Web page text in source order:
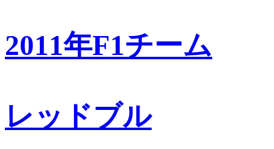
2011年F1チーム
レッドブル